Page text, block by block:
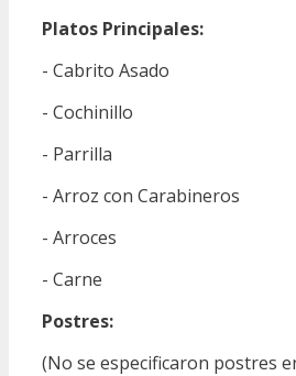
Platos Principales:
- Cabrito Asado
- Cochinillo
- Parrilla
- Arroz con Carabineros
- Arroces
- Carne
Postres:
(No se especificaron postres